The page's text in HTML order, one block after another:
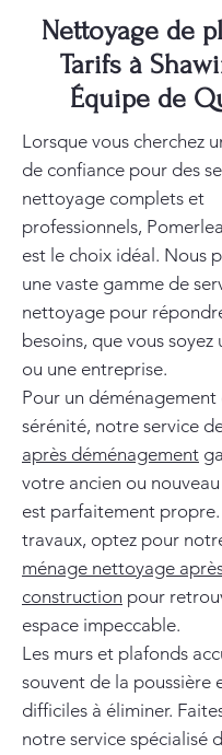
Nettoyage de
Tarifs à
Équipe de
Lorsque vous cherchez
de confiance pour des
nettoyage complets et
professionnels,
est le choix idéal. Nous
une vaste gamme de
nettoyage pour
besoins, que vous
ou une entreprise.
Pour un
sérénité, notre service
après déménagement
votre ancien ou
est parfaitement
travaux, optez pour
ménage nettoyage
construction pour
espace impeccable.
Les murs et plafonds
souvent de la poussière
difficiles à éliminer.
notre service spécialisé